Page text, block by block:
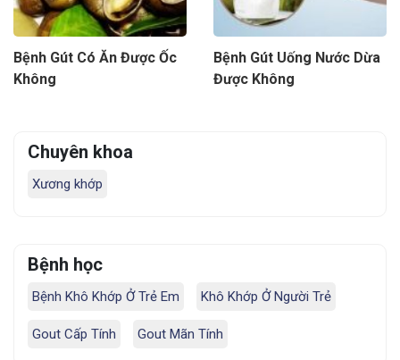
Bệnh Gút Có Ăn Được Ốc
Không
Bệnh Gút Uống Nước Dừa
Được Không
Chuyên khoa
Xương khớp
Bệnh học
Bệnh Khô Khớp Ở Trẻ Em Khô Khớp Ở Người Trẻ
Gout Cấp Tính Gout Mãn Tính